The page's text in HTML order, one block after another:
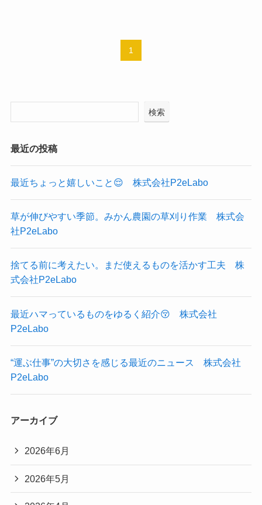
1
検索
最近の投稿
最近ちょっと嬉しいこと😌 株式会社P2eLabo
草が伸びやすい季節。みかん農園の草刈り作業 株式会
社P2eLabo
捨てる前に考えたい。まだ使えるものを活かす工夫 株
式会社P2eLabo
最近ハマっているものをゆるく紹介😚 株式会社
P2eLabo
“運ぶ仕事”の大切さを感じる最近のニュース 株式会社
P2eLabo
アーカイブ
2026年6月
2026年5月